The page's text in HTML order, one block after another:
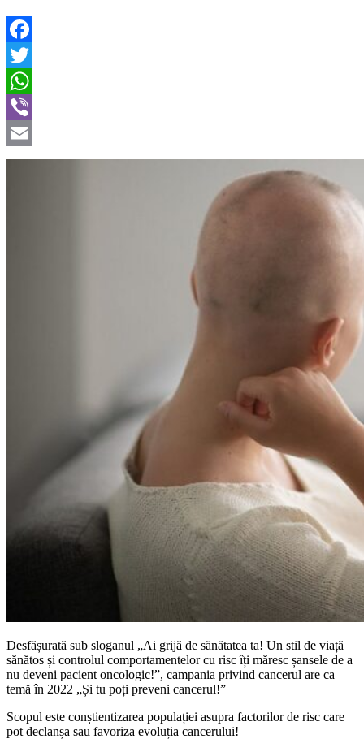
Facebook
Twitter
WhatsApp
Viber
Email
Desfășurată sub sloganul „Ai grijă de sănătatea ta! Un stil de viață
sănătos și controlul comportamentelor cu risc îți măresc șansele de a
nu deveni pacient oncologic!”, campania privind cancerul are ca
temă în 2022 „Și tu poți preveni cancerul!”
Scopul este conștientizarea populației asupra factorilor de risc care
pot declanșa sau favoriza evoluția cancerului!